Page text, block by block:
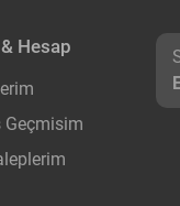
Hesap
Geçmisim